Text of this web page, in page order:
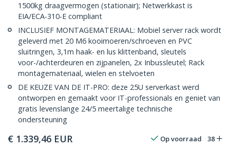
1500kg draagvermogen (stationair); Netwerkkast is
EIA/ECA-310-E compliant
INCLUSIEF MONTAGEMATERIAAL: Mobiel server rack wordt
geleverd met 20 M6 kooimoeren/schroeven en PVC
sluitringen, 3,1m haak- en lus klittenband, sleutels
voor-/achterdeuren en zijpanelen, 2x Inbussleutel; Rack
montagemateriaal, wielen en stelvoeten
DE KEUZE VAN DE IT-PRO: deze 25U serverkast werd
ontworpen en gemaakt voor IT-professionals en geniet van
gratis levenslange 24/5 meertalige technische
ondersteuning
€ 1.339,46 EUR Op voorraad 38